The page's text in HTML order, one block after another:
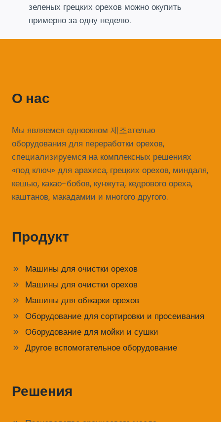
зеленых грецких орехов можно окупить
примерно за одну неделю.
О нас
Мы являемся одноокном 제조ателью
оборудования для переработки орехов,
специализируемся на комплексных решениях
«под ключ» для арахиса, грецких орехов, миндаля,
кешью, какао-бобов, кунжута, кедрового ореха,
каштанов, макадамии и многого другого.
Продукт
Машины для очистки орехов
Машины для очистки орехов
Машины для обжарки орехов
Оборудование для сортировки и просеивания
Оборудование для мойки и сушки
Другое вспомогательное оборудование
Решения